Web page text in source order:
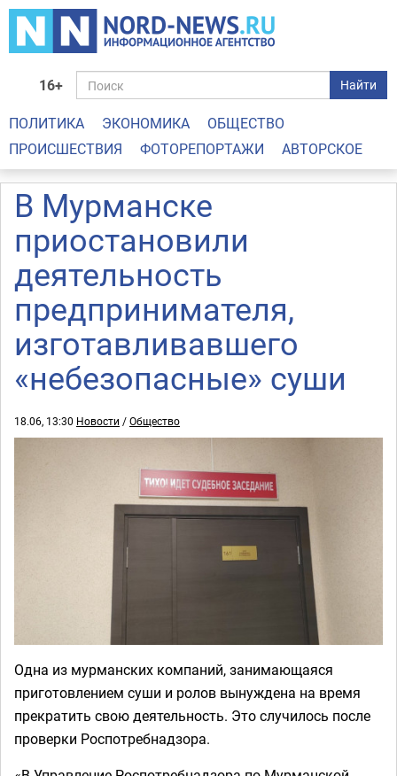
16+ Найти
ПОЛИТИКА ЭКОНОМИКА
ОБЩЕСТВО
ПРОИСШЕСТВИЯ
ФОТОРЕПОРТАЖИ АВТОРСКОЕ
В Мурманске
приостановили
деятельность
предпринимателя,
изготавливавшего
«небезопасные» суши
18.06, 13:30 Новости /Общество
Одна из мурманских компаний, занимающаяся
приготовлением суши и ролов вынуждена на время
прекратить свою деятельность. Это случилось после
проверки Роспотребнадзора.